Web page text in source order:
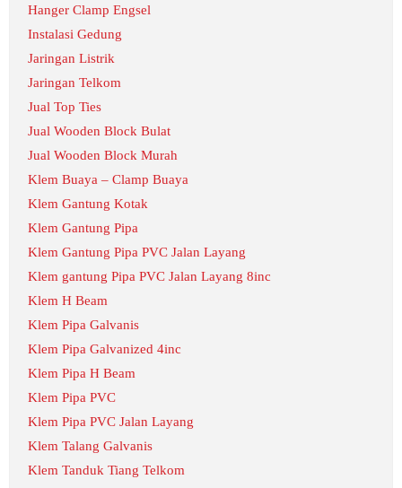
Hanger Clamp Engsel
Instalasi Gedung
Jaringan Listrik
Jaringan Telkom
Jual Top Ties
Jual Wooden Block Bulat
Jual Wooden Block Murah
Klem Buaya – Clamp Buaya
Klem Gantung Kotak
Klem Gantung Pipa
Klem Gantung Pipa PVC Jalan Layang
Klem gantung Pipa PVC Jalan Layang 8inc
Klem H Beam
Klem Pipa Galvanis
Klem Pipa Galvanized 4inc
Klem Pipa H Beam
Klem Pipa PVC
Klem Pipa PVC Jalan Layang
Klem Talang Galvanis
Klem Tanduk Tiang Telkom